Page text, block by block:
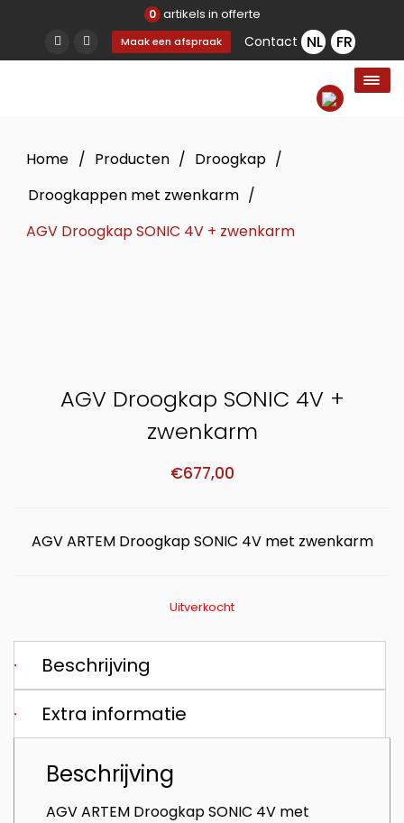
0 artikels in offerte
Maak een afspraak Contact
Home / Producten / Droogkap /
Droogkappen met zwenkarm /
AGV Droogkap SONIC 4V + zwenkarm
AGV Droogkap SONIC 4V +
zwenkarm
€677,00
AGV ARTEM Droogkap SONIC 4V met zwenkarm
Uitverkocht
Beschrijving
Extra informatie
Beschrijving
AGV ARTEM Droogkap SONIC 4V met